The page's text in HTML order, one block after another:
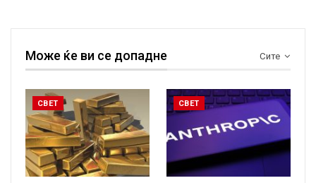
Сите
Може ќе ви се допадне
СВЕТ СВЕТ